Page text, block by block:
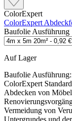
ColorExpert
ColorExpert
Baufolie Ausführung
Auf Lager
Baufolie Ausführung:
ColorExpert
Abdecken von
Vermeidung von